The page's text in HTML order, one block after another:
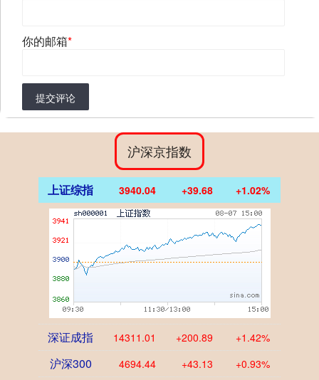
你的邮箱*
提交评论
沪深京指数
上证综指 3940.04 +39.68 +1.02%
深证成指 14311.01 +200.89 +1.42%
沪深300 4694.44 +43.13 +0.93%